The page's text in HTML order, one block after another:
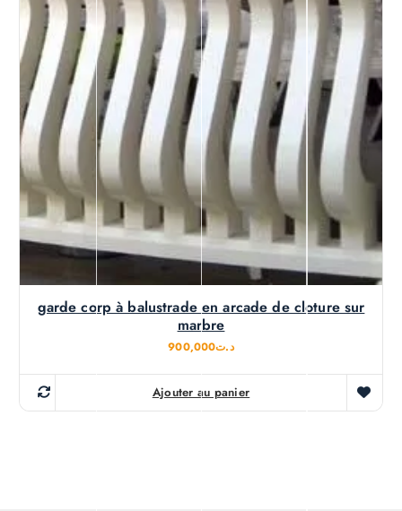
garde corp à balustrade en arcade de cloture sur
marbre
د.ت900,000
Ajouter au panier